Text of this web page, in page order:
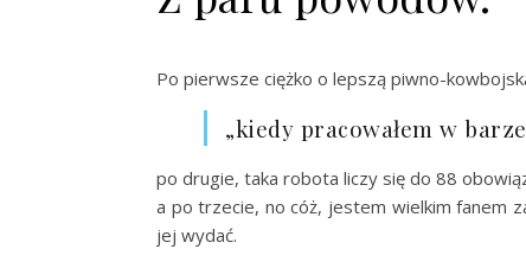
Po pierwsze ciężko o lepszą piwno-
„kiedy pracowałem w
po drugie, taka robota liczy się do 88
a po trzecie, no cóż, jestem wielkim fanem
jej wydać.